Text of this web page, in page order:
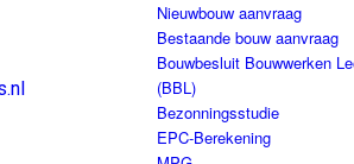
Nieuwbouw aanvraag
Bestaande bouw aanvraag
Bouwbesluit Bouwwerken
(BBL)
Bezonningsstudie
EPC-Berekening